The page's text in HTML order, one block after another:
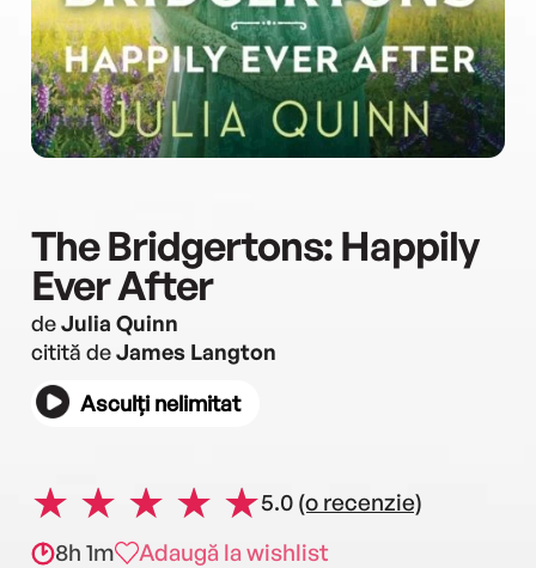
The Bridgertons: Happily
Ever After
deJulia Quinn
citită deJames Langton
Asculți nelimitat
5.0 (o recenzie)
8h 1m
Adaugă la wishlist